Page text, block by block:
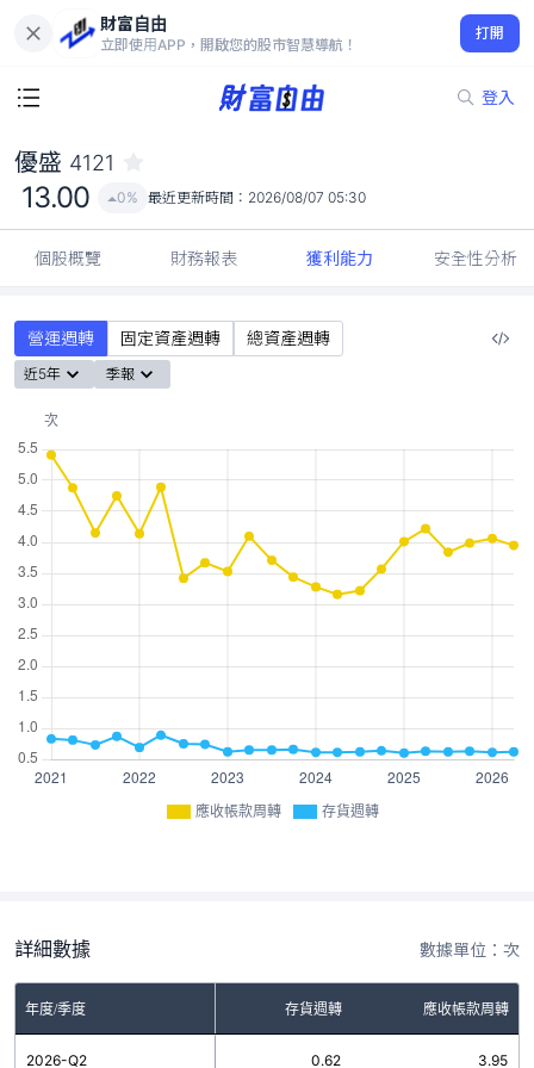
財富自由
立即使用APP，開啟您的股市智慧導航！
打開
登入
13.00
0%
優盛 4121
13.00 0% 最近更新時間： 2026/08/07 05:30
個股概覽 財務報表 獲利能力 安全性分析
營運週轉 固定資產週轉 總資產週轉
近5年 季報
應收帳款周轉 存貨週轉
詳細數據 數據單位：次
年度/季度 存貨週轉 應收帳款周轉
2026-Q2 0.62 3.95